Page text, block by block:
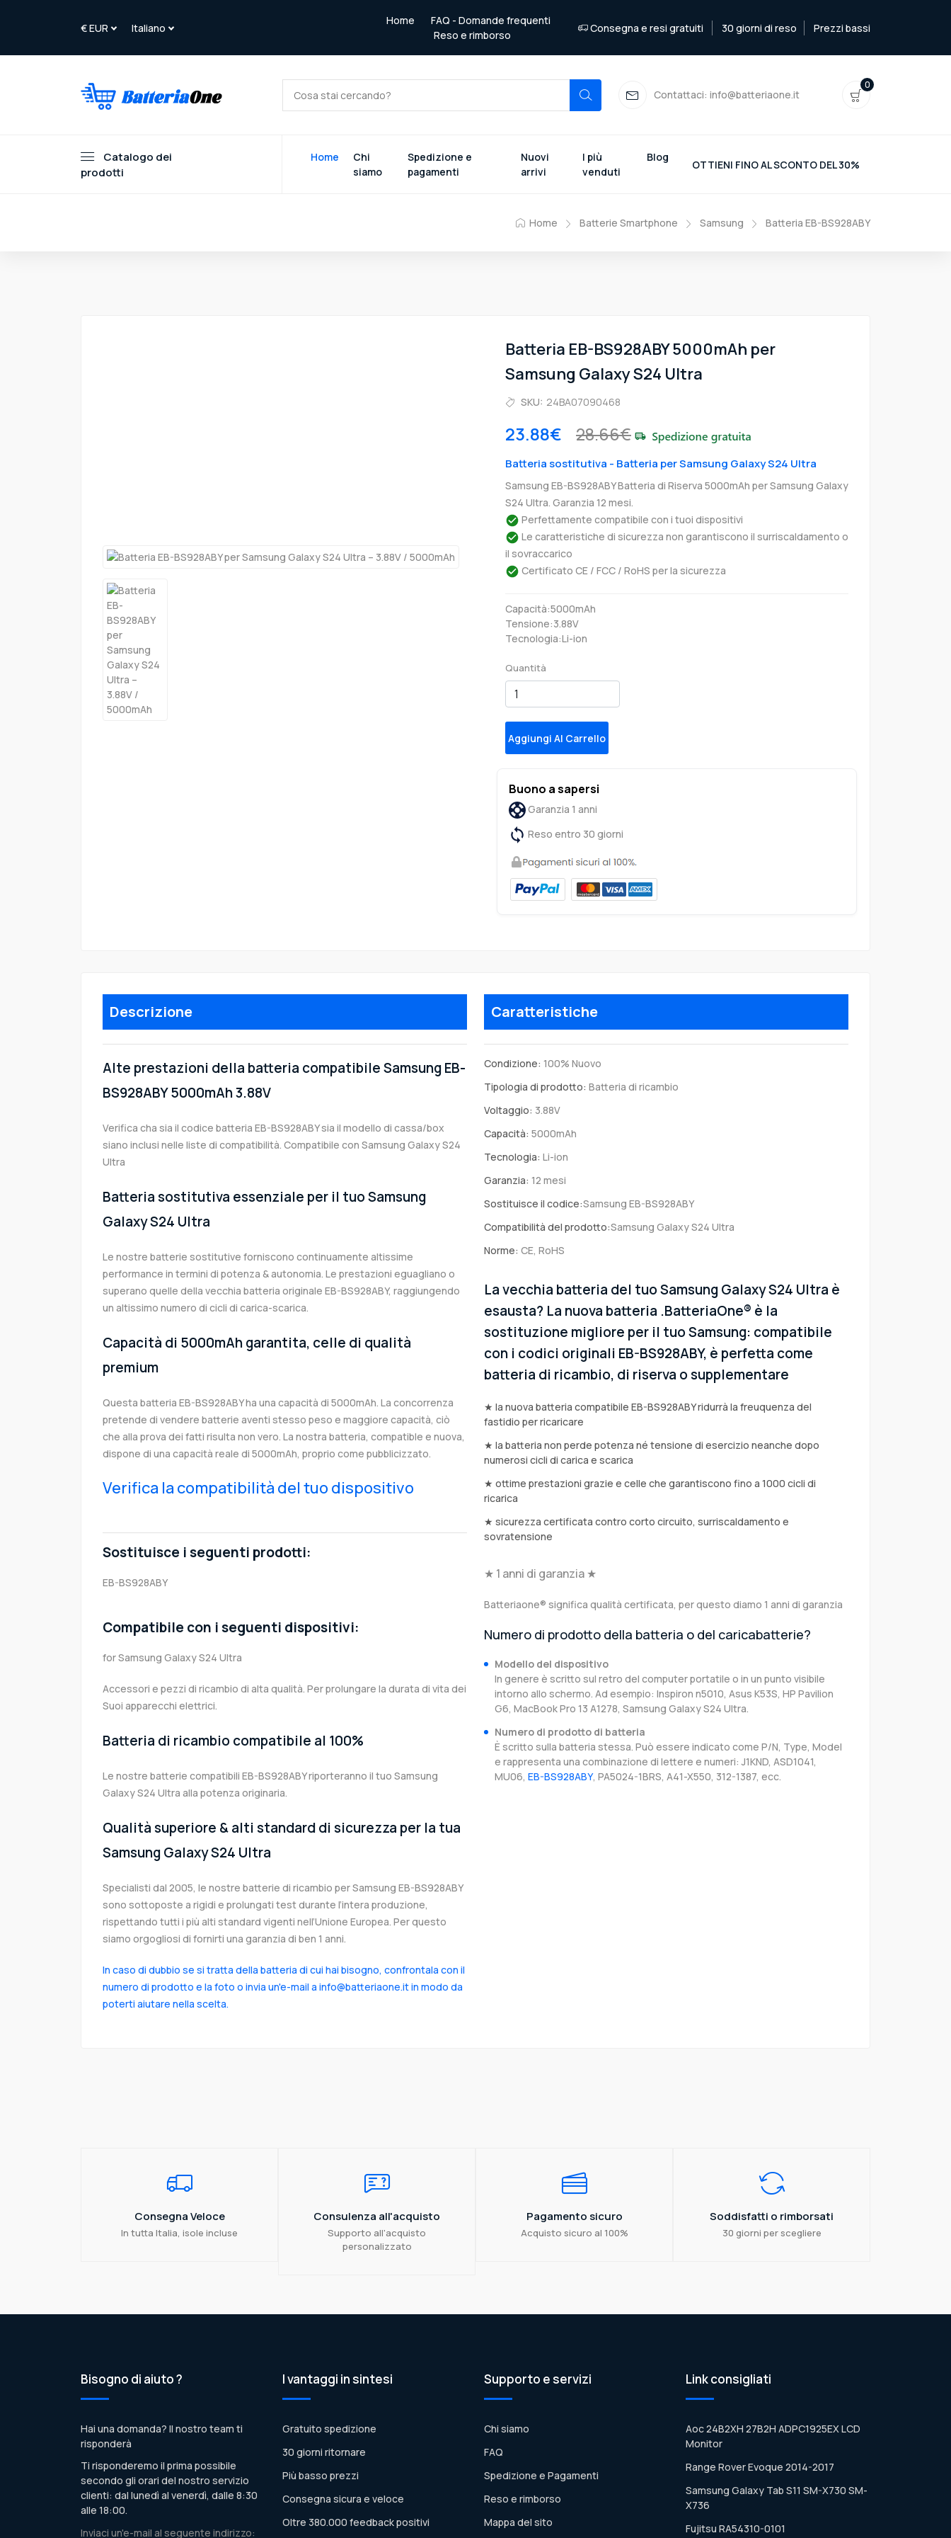
Home
FAQ - Domande frequenti
Reso e rimborso
Consegna e resi gratuiti 30 giorni di reso Prezzi bassi
Contattaci: info@batteriaone.it
0
Catalogo dei
prodotti
Home
Chi
siamo
Spedizione e
pagamenti
Nuovi
arrivi
I più
venduti
Blog
OTTIENI FINO AL SCONTO DEL 30%
Home Batterie Smartphone Samsung Batteria EB-BS928ABY
Batteria EB-BS928ABY 5000mAh per
Samsung Galaxy S24 Ultra
SKU: 24BA07090468
23.88€ 28.66€
Batteria sostitutiva - Batteria per Samsung Galaxy S24 Ultra
Samsung EB-BS928ABY Batteria di Riserva 5000mAh per Samsung Galaxy
S24 Ultra. Garanzia 12 mesi.
Perfettamente compatibile con i tuoi dispositivi
Le caratteristiche di sicurezza non garantiscono il surriscaldamento o
il sovraccarico
Certificato CE / FCC / RoHS per la sicurezza
Capacità:5000mAh
Tensione:3.88V
Tecnologia:Li-ion
Quantità
Aggiungi Al Carrello
Buono a sapersi
Garanzia 1 anni
Reso entro 30 giorni
Descrizione
Alte prestazioni della batteria compatibile Samsung EB-
BS928ABY 5000mAh 3.88V
Verifica cha sia il codice batteria EB-BS928ABY sia il modello di cassa/box
siano inclusi nelle liste di compatibilità. Compatibile con Samsung Galaxy S24
Ultra
Batteria sostitutiva essenziale per il tuo Samsung
Galaxy S24 Ultra
Le nostre batterie sostitutive forniscono continuamente altissime
performance in termini di potenza & autonomia. Le prestazioni eguagliano o
superano quelle della vecchia batteria originale EB-BS928ABY, raggiungendo
un altissimo numero di cicli di carica-scarica.
Capacità di 5000mAh garantita, celle di qualità
premium
Questa batteria EB-BS928ABY ha una capacità di 5000mAh. La concorrenza
pretende di vendere batterie aventi stesso peso e maggiore capacità, ciò
che alla prova dei fatti risulta non vero. La nostra batteria, compatible e nuova,
dispone di una capacità reale di 5000mAh, proprio come pubblicizzato.
Verifica la compatibilità del tuo dispositivo
Sostituisce i seguenti prodotti:
EB-BS928ABY
Compatibile con i seguenti dispositivi:
for Samsung Galaxy S24 Ultra
Accessori e pezzi di ricambio di alta qualità. Per prolungare la durata di vita dei
Suoi apparecchi elettrici.
Batteria di ricambio compatibile al 100%
Le nostre batterie compatibili EB-BS928ABY riporteranno il tuo Samsung
Galaxy S24 Ultra alla potenza originaria.
Qualità superiore & alti standard di sicurezza per la tua
Samsung Galaxy S24 Ultra
Specialisti dal 2005, le nostre batterie di ricambio per Samsung EB-BS928ABY
sono sottoposte a rigidi e prolungati test durante l’intera produzione,
rispettando tutti i più alti standard vigenti nell’Unione Europea. Per questo
siamo orgogliosi di fornirti una garanzia di ben 1 anni.
In caso di dubbio se si tratta della batteria di cui hai bisogno, confrontala con il
numero di prodotto e la foto o invia un'e-mail a info@batteriaone.it in modo da
poterti aiutare nella scelta.
Caratteristiche
Condizione: 100% Nuovo
Tipologia di prodotto: Batteria di ricambio
Voltaggio: 3.88V
Capacità: 5000mAh
Tecnologia: Li-ion
Garanzia: 12 mesi
Sostituisce il codice:Samsung EB-BS928ABY
Compatibilità del prodotto:Samsung Galaxy S24 Ultra
Norme: CE, RoHS
La vecchia batteria del tuo Samsung Galaxy S24 Ultra è
esausta? La nuova batteria .BatteriaOne® è la
sostituzione migliore per il tuo Samsung: compatibile
con i codici originali EB-BS928ABY, è perfetta come
batteria di ricambio, di riserva o supplementare
★ la nuova batteria compatibile EB-BS928ABY ridurrà la freuquenza del
fastidio per ricaricare
★ la batteria non perde potenza né tensione di esercizio neanche dopo
numerosi cicli di carica e scarica
★ ottime prestazioni grazie e celle che garantiscono fino a 1000 cicli di
ricarica
★ sicurezza certificata contro corto circuito, surriscaldamento e
sovratensione
★ 1 anni di garanzia ★
Batteriaone® significa qualità certificata, per questo diamo 1 anni di garanzia
Numero di prodotto della batteria o del caricabatterie?
Modello del dispositivo
In genere è scritto sul retro del computer portatile o in un punto visibile
intorno allo schermo. Ad esempio: Inspiron n5010, Asus K53S, HP Pavilion
G6, MacBook Pro 13 A1278, Samsung Galaxy S24 Ultra.
Numero di prodotto di batteria
È scritto sulla batteria stessa. Può essere indicato come P/N, Type, Model
e rappresenta una combinazione di lettere e numeri: J1KND, ASD1041,
MU06, EB-BS928ABY, PA5024-1BRS, A41-X550, 312-1387, ecc.
Consegna Veloce
In tutta Italia, isole incluse
Consulenza all'acquisto
Supporto all'acquisto
personalizzato
Pagamento sicuro
Acquisto sicuro al 100%
Soddisfatti o rimborsati
30 giorni per scegliere
Bisogno di aiuto ?
Hai una domanda? Il nostro team ti
risponderà
Ti risponderemo il prima possibile
secondo gli orari del nostro servizio
clienti: dal lunedì al venerdì, dalle 8:30
alle 18:00.
Inviaci un'e-mail al seguente indirizzo:
I vantaggi in sintesi
Gratuito spedizione
30 giorni ritornare
Più basso prezzi
Consegna sicura e veloce
Oltre 380.000 feedback positivi
Supporto e servizi
Chi siamo
FAQ
Spedizione e Pagamenti
Reso e rimborso
Mappa del sito
Link consigliati
Aoc 24B2XH 27B2H ADPC1925EX LCD
Monitor
Range Rover Evoque 2014-2017
Samsung Galaxy Tab S11 SM-X730 SM-
X736
Fujitsu RA54310-0101